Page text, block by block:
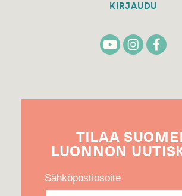
KIRJAUDU
TILAA
LUONNON
Sähköpostiosoite